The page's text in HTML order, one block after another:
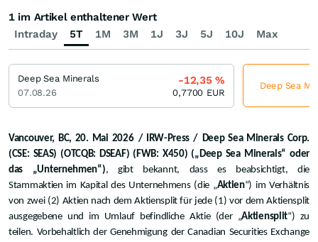
Vancouver, BC, 20. Mai 2026 / IRW-Press / Deep Sea Minerals Corp.
(CSE: SEAS) (OTCQB: DSEAF) (FWB: X450) („Deep Sea Minerals“ oder
das „Unternehmen“), gibt bekannt, dass es beabsichtigt, die
Stammaktien im Kapital des Unternehmens (die „Aktien“) im Verhältnis
von zwei (2) Aktien nach dem Aktiensplit für jede (1) vor dem Aktiensplit
ausgegebene und im Umlauf befindliche Aktie (der „Aktiensplit“) zu
teilen. Vorbehaltlich der Genehmigung der Canadian Securities Exchange
Intraday 5T 1M 3M 1J 3J 5J 10J Max
1 im Artikel enthaltener Wert
Deep Sea Minerals
07.08.26
-12,35%
0,7700 EUR
Deep Sea